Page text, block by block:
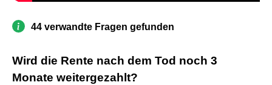
44 verwandte Fragen gefunden
Wird die Rente nach dem Tod noch 3
Monate weitergezahlt?